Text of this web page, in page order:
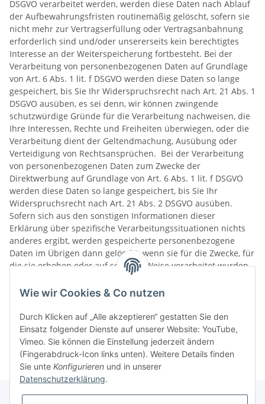
DSGVO verarbeitet werden, werden diese Daten nach Ablauf
der Aufbewahrungsfristen routinemäßig gelöscht, sofern sie
nicht mehr zur Vertragserfüllung oder Vertragsanbahnung
erforderlich sind und/oder unsererseits kein berechtigtes
Interesse an der Weiterspeicherung fortbesteht. Bei der
Verarbeitung von personenbezogenen Daten auf Grundlage
von Art. 6 Abs. 1 lit. f DSGVO werden diese Daten so lange
gespeichert, bis Sie Ihr Widerspruchsrecht nach Art. 21 Abs. 1
DSGVO ausüben, es sei denn, wir können zwingende
schutzwürdige Gründe für die Verarbeitung nachweisen, die
Ihre Interessen, Rechte und Freiheiten überwiegen, oder die
Verarbeitung dient der Geltendmachung, Ausübung oder
Verteidigung von Rechtsansprüchen. Bei der Verarbeitung
von personenbezogenen Daten zum Zwecke der
Direktwerbung auf Grundlage von Art. 6 Abs. 1 lit. f DSGVO
werden diese Daten so lange gespeichert, bis Sie Ihr
Widerspruchsrecht nach Art. 21 Abs. 2 DSGVO ausüben.
Sofern sich aus den sonstigen Informationen dieser
Erklärung über spezifische Verarbeitungssituationen nichts
anderes ergibt, werden gespeicherte personenbezogene
Daten im Übrigen dann gelöscht, wenn sie für die Zwecke, für
die sie erhoben oder auf sonstige Weise verarbeitet wurden,
Wie wir Cookies & Co nutzen
Durch Klicken auf „Alle akzeptieren“ gestatten Sie den
Einsatz folgender Dienste auf unserer Website: YouTube,
Vimeo. Sie können die Einstellung jederzeit ändern
(Fingerabdruck-Icon links unten). Weitere Details finden
Sie unte Konfigurieren und in unserer
Datenschutzerklärung.